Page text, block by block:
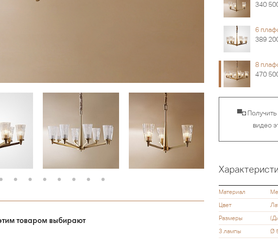
товаром выбирают
340
6
389
8
470
▀◘
видео
Материал
Цвет
Размеры
3 лампы
Ø